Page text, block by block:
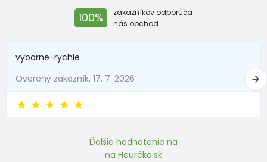
100%
zákazníkov odporúča
náš obchod
vyborne-rychle
Overený zákazník, 17. 7. 2026
Ďalšie hodnotenie na
na Heuréka.sk